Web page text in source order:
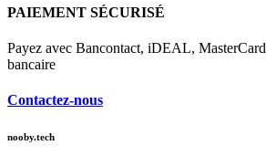
PAIEMENT SÉCURISÉ
Payez avec Bancontact, iDEAL,
bancaire
Contactez-nous
nooby.tech